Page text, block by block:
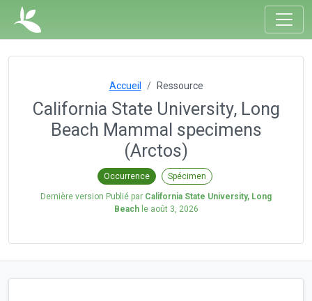
Accueil Ressource
California State University, Long
Beach Mammal specimens
(Arctos)
Occurrence Spécimen
Dernière version Publié par California State University, Long
Beachle août 3, 2026